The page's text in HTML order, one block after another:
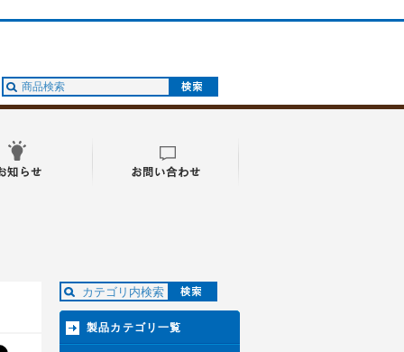
製品カテゴリ一覧